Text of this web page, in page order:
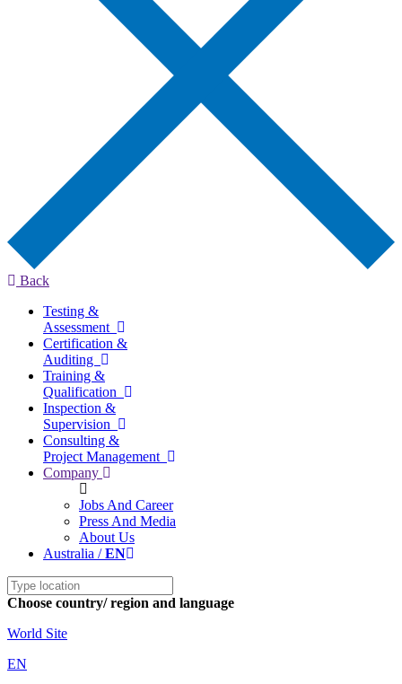
Back
Testing &
Assessment
Certification &
Auditing
Training &
Qualification
Inspection &
Supervision
Consulting &
Project Management
Company
Jobs And Career
Press And Media
About Us
Australia /EN
Choose country/ region and language
World Site
EN